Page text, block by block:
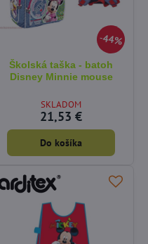
44%
Školská taška - batoh
Disney Minnie mouse
SKLADOM
21,53 €
Do košíka